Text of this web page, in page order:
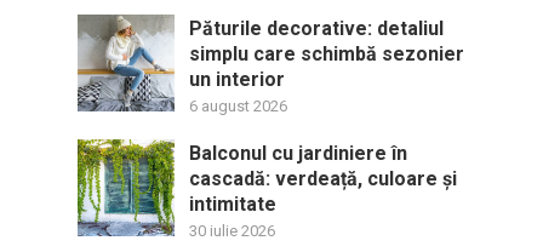
Păturile decorative: detaliul
simplu care schimbă sezonier
un interior
6 august 2026
Balconul cu jardiniere în
cascadă: verdeață, culoare și
intimitate
30 iulie 2026